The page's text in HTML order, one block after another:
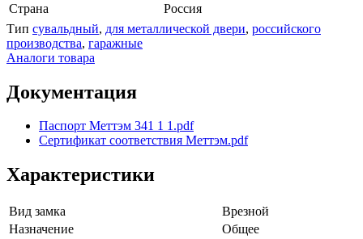
Страна
Россия
Тип сувальдный, для металлической двери, российского
производства, гаражные
Аналоги товара
Документация
Паспорт Меттэм 341 1 1.pdf
Сертификат соответствия Меттэм.pdf
Характеристики
Вид замка
Врезной
Назначение
Общее